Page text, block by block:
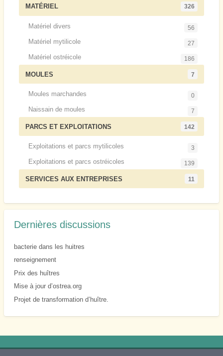
MATÉRIEL 326
Matériel divers 56
Matériel mytilicole 27
Matériel ostréicole 186
MOULES 7
Moules marchandes 0
Naissain de moules 7
PARCS ET EXPLOITATIONS 142
Exploitations et parcs mytilicoles 3
Exploitations et parcs ostréicoles 139
SERVICES AUX ENTREPRISES 11
Dernières discussions
bacterie dans les huitres
renseignement
Prix des huîtres
Mise à jour d’ostrea.org
Projet de transformation d’huître.